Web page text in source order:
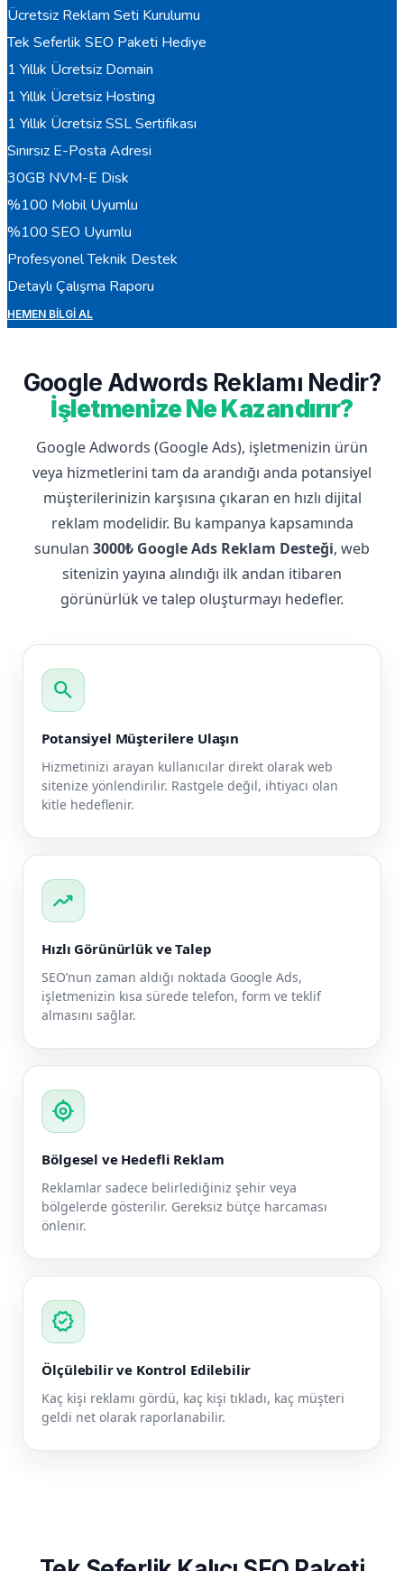
Ücretsiz Reklam Seti Kurulumu
Tek Seferlik SEO Paketi Hediye
1 Yıllık Ücretsiz Domain
1 Yıllık Ücretsiz Hosting
1 Yıllık Ücretsiz SSL Sertifikası
Sınırsız E-Posta Adresi
30GB NVM-E Disk
%100 Mobil Uyumlu
%100 SEO Uyumlu
Profesyonel Teknik Destek
Detaylı Çalışma Raporu
HEMEN BILGI AL
Google Adwords Reklamı Nedir?
İşletmenize Ne Kazandırır?
Google Adwords (Google Ads), işletmenizin ürün
veya hizmetlerini tam da arandığı anda potansiyel
müşterilerinizin karşısına çıkaran en hızlı dijital
reklam modelidir. Bu kampanya kapsamında
sunulan 3000₺ Google Ads Reklam Desteği, web
sitenizin yayına alındığı ilk andan itibaren
görünürlük ve talep oluşturmayı hedefler.
search
Potansiyel Müşterilere Ulaşın
Hizmetinizi arayan kullanıcılar direkt olarak web
sitenize yönlendirilir. Rastgele değil, ihtiyacı olan
kitle hedeflenir.
trending_up
Hızlı Görünürlük ve Talep
SEO’nun zaman aldığı noktada Google Ads,
işletmenizin kısa sürede telefon, form ve teklif
almasını sağlar.
my_location
Bölgesel ve Hedefli Reklam
Reklamlar sadece belirlediğiniz şehir veya
bölgelerde gösterilir. Gereksiz bütçe harcaması
önlenir.
verified
Ölçülebilir ve Kontrol Edilebilir
Kaç kişi reklamı gördü, kaç kişi tıkladı, kaç müşteri
geldi net olarak raporlanabilir.